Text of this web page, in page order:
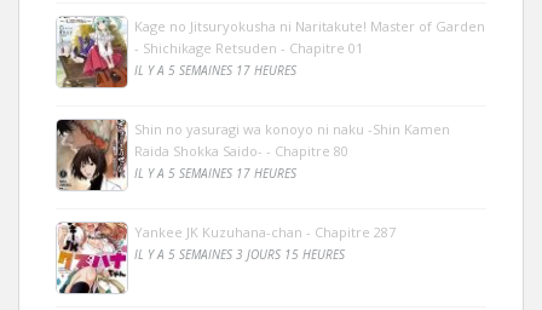
Kage no Jitsuryokusha ni Naritakute! Master of Garden
- Shichikage Retsuden - Chapitre 01
IL Y A 5 SEMAINES 17 HEURES
Shin no yasuragi wa konoyo ni naku -Shin Kamen
Raida Shokka Saido- - Chapitre 80
IL Y A 5 SEMAINES 17 HEURES
Yankee JK Kuzuhana-chan - Chapitre 287
IL Y A 5 SEMAINES 3 JOURS 15 HEURES